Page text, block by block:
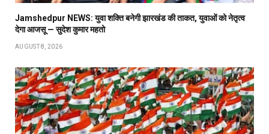
Jamshedpur NEWS: युवा शक्ति बनेगी झारखंड की ताकत, युवाओं को नेतृत्व
देगा आजसू — सुदेश कुमार महतो
AUGUST 8, 2026